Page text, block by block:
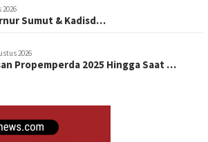
2026
Sumut & Kadisd…
2026
Propemperda 2025 Hingga Saat …